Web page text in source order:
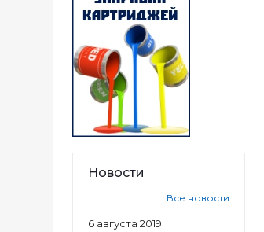
Новости
Все новости
6 августа 2019